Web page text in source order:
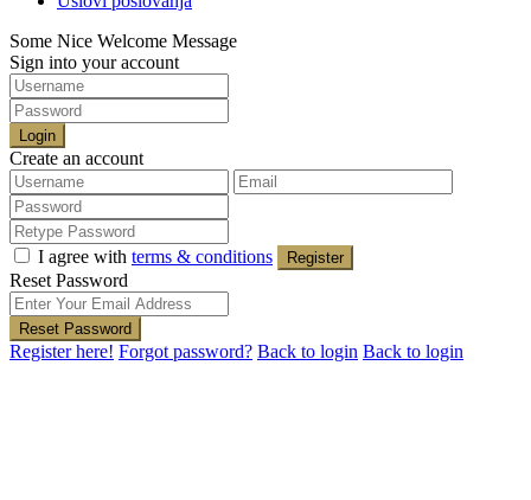
Some Nice Welcome Message
Sign into your account
Login
Create an account
I agree with terms & conditions Register
Reset Password
Reset Password
Register here! Forgot password? Back to login Back to login